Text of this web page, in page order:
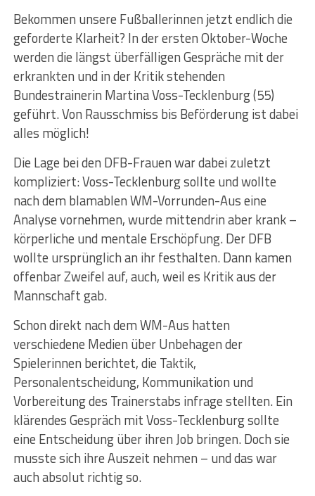
Bekommen unsere Fußballerinnen jetzt endlich die
geforderte Klarheit? In der ersten Oktober-Woche
werden die längst überfälligen Gespräche mit der
erkrankten und in der Kritik stehenden
Bundestrainerin Martina Voss-Tecklenburg (55)
geführt. Von Rausschmiss bis Beförderung ist dabei
alles möglich!
Die Lage bei den DFB-Frauen war dabei zuletzt
kompliziert: Voss-Tecklenburg sollte und wollte
nach dem blamablen WM-Vorrunden-Aus eine
Analyse vornehmen, wurde mittendrin aber krank –
körperliche und mentale Erschöpfung. Der DFB
wollte ursprünglich an ihr festhalten. Dann kamen
offenbar Zweifel auf, auch, weil es Kritik aus der
Mannschaft gab.
Schon direkt nach dem WM-Aus hatten
verschiedene Medien über Unbehagen der
Spielerinnen berichtet, die Taktik,
Personalentscheidung, Kommunikation und
Vorbereitung des Trainerstabs infrage stellten. Ein
klärendes Gespräch mit Voss-Tecklenburg sollte
eine Entscheidung über ihren Job bringen. Doch sie
musste sich ihre Auszeit nehmen – und das war
auch absolut richtig so.